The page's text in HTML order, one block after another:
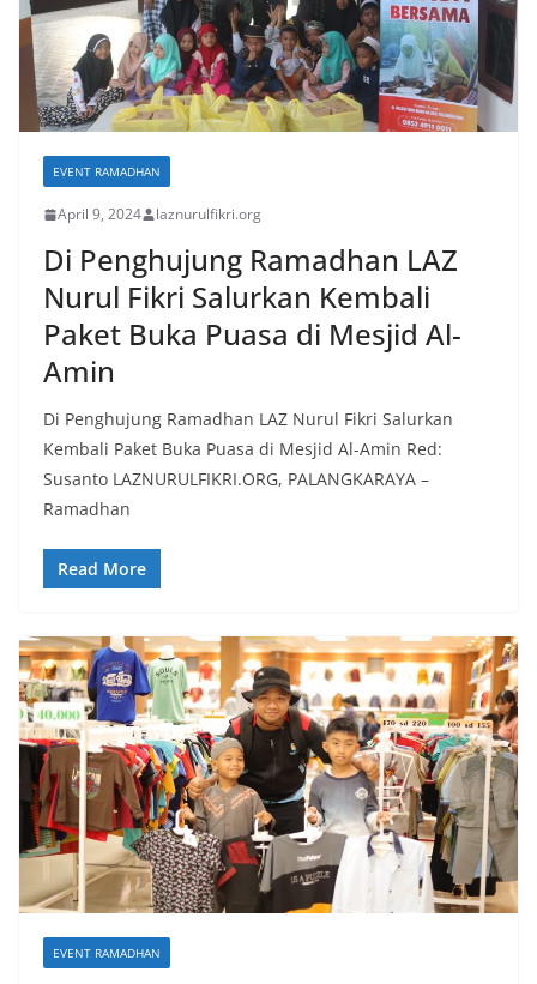
EVENT RAMADHAN
April 9, 2024 laznurulfikri.org
Di Penghujung Ramadhan LAZ
Nurul Fikri Salurkan Kembali
Paket Buka Puasa di Mesjid Al-
Amin
Di Penghujung Ramadhan LAZ Nurul Fikri Salurkan
Kembali Paket Buka Puasa di Mesjid Al-Amin Red:
Susanto LAZNURULFIKRI.ORG, PALANGKARAYA –
Ramadhan
Read More
EVENT RAMADHAN